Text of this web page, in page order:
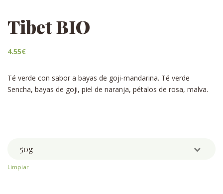
Tibet BIO
4.55€
Té verde con sabor a bayas de goji-mandarina. Té verde
Sencha, bayas de goji, piel de naranja, pétalos de rosa, malva.
Limpiar